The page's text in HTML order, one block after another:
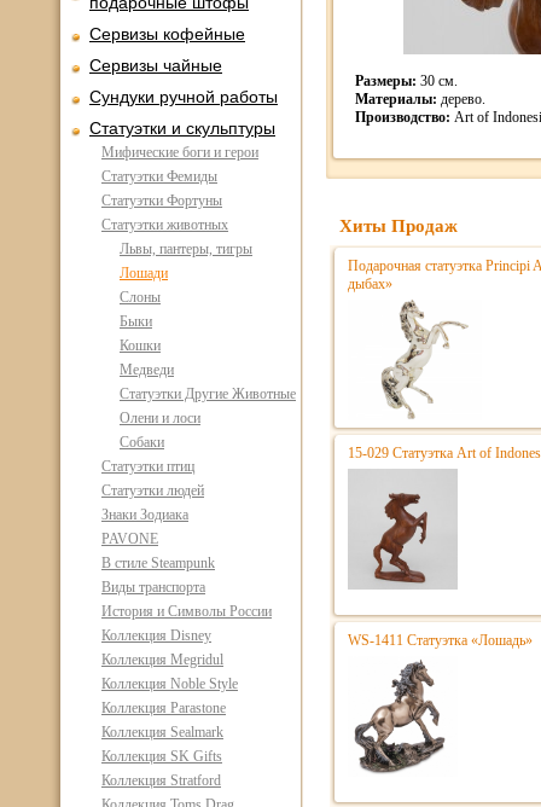
Сервизы кофейные
Сервизы чайные
Сундуки ручной работы
Статуэтки и скульптуры
Мифические боги и герои
Статуэтки Фемиды
Статуэтки Фортуны
Статуэтки животных
Львы, пантеры, тигры
Лошади
Слоны
Быки
Кошки
Медведи
Статуэтки Другие Животные
Олени и лоси
Собаки
Статуэтки птиц
Статуэтки людей
Знаки Зодиака
PAVONE
В стиле Steampunk
Виды транспорта
История и Символы России
Коллекция Disney
Коллекция Megridul
Коллекция Noble Style
Коллекция Parastone
Коллекция Sealmark
Коллекция SK Gifts
Коллекция Stratford
Размеры: 30 см.
Материалы: дерево.
Производство: Art of
Хиты Продаж
Подарочная статуэтка Principi
дыбах»
15-029 Статуэтка Art of
WS-1411 Статуэтка «Лошадь»